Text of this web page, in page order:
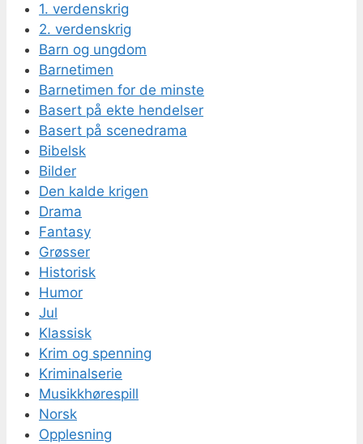
1. verdenskrig
2. verdenskrig
Barn og ungdom
Barnetimen
Barnetimen for de minste
Basert på ekte hendelser
Basert på scenedrama
Bibelsk
Bilder
Den kalde krigen
Drama
Fantasy
Grøsser
Historisk
Humor
Jul
Klassisk
Krim og spenning
Kriminalserie
Musikkhørespill
Norsk
Opplesning